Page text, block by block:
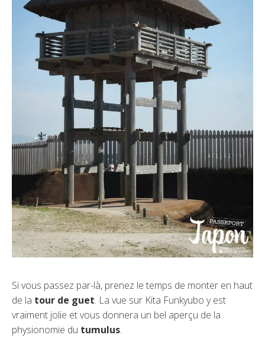
Si vous passez par-là, prenez le temps de monter en haut
de la tour de guet. La vue sur Kita Funkyubo y est
vraiment jolie et vous donnera un bel aperçu de la
physionomie du tumulus.